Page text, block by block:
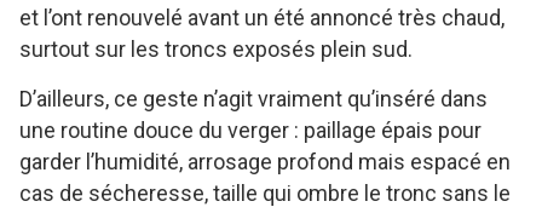
et l’ont renouvelé avant un été annoncé très chaud,
surtout sur les troncs exposés plein sud.
D’ailleurs, ce geste n’agit vraiment qu’inséré dans
une routine douce du verger : paillage épais pour
garder l’humidité, arrosage profond mais espacé en
cas de sécheresse, taille qui ombre le tronc sans le